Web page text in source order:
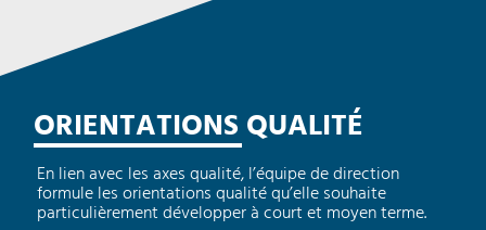
ORIENTATIONS QUALITÉ
En lien avec les axes qualité, l’équipe de direction
formule les orientations qualité qu’elle souhaite
particulièrement développer à court et moyen terme.